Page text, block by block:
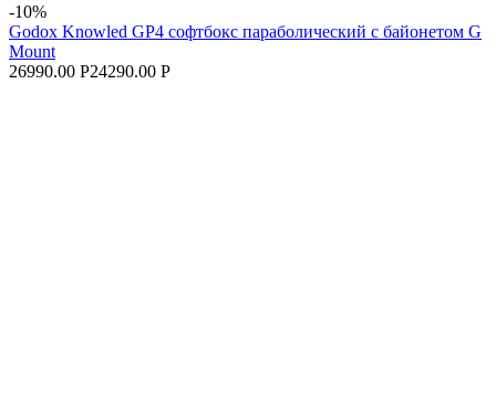
-10%
Godox Knowled GP4 софтбокс параболический с байонетом G
Mount
26990.00 Р24290.00 Р